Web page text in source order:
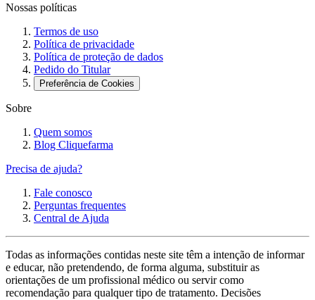
Nossas políticas
Termos de uso
Política de privacidade
Política de proteção de dados
Pedido do Titular
Preferência de Cookies
Sobre
Quem somos
Blog Cliquefarma
Precisa de ajuda?
Fale conosco
Perguntas frequentes
Central de Ajuda
Todas as informações contidas neste site têm a intenção de informar
e educar, não pretendendo, de forma alguma, substituir as
orientações de um profissional médico ou servir como
recomendação para qualquer tipo de tratamento. Decisões